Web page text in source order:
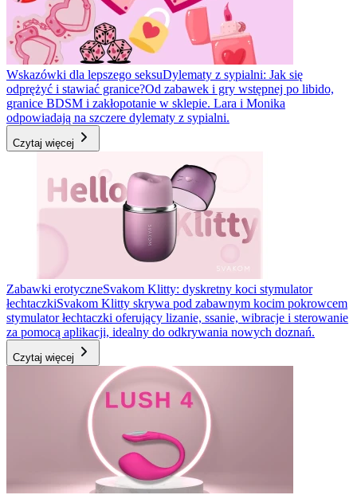
Wskazówki dla lepszego seksuDylematy z sypialni: Jak się
odprężyć i stawiać granice?Od zabawek i gry wstępnej po libido,
granice BDSM i zakłopotanie w sklepie. Lara i Monika
odpowiadają na szczere dylematy z sypialni.
Czytaj więcej
Zabawki erotyczneSvakom Klitty: dyskretny koci stymulator
łechtaczkiSvakom Klitty skrywa pod zabawnym kocim pokrowcem
stymulator łechtaczki oferujący lizanie, ssanie, wibracje i sterowanie
za pomocą aplikacji, idealny do odkrywania nowych doznań.
Czytaj więcej